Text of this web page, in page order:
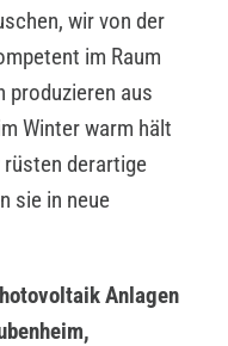
wir von der
im Raum
produzieren aus
Winter warm hält
derartige
sie in neue
Anlagen